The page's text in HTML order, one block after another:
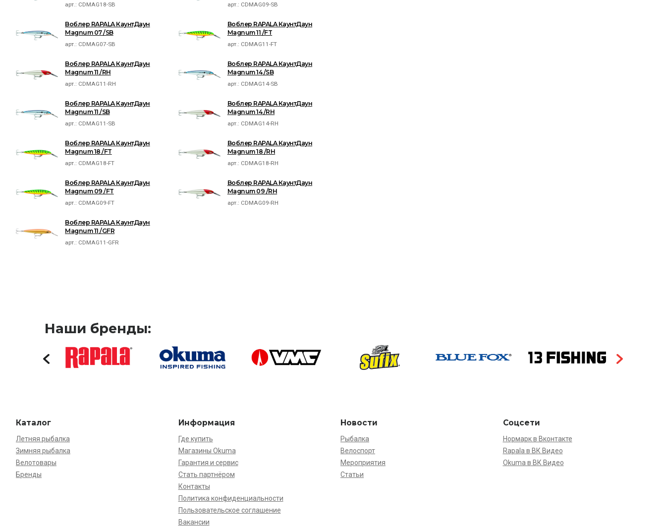
арт.: CDMAG18-SB арт.: CDMAG09-SB
Воблер RAPALA КаунтДаун
Magnum 07 /SB
арт.: CDMAG07-SB
Воблер RAPALA КаунтДаун
Magnum 11 /FT
арт.: CDMAG11-FT
Воблер RAPALA КаунтДаун
Magnum 11 /RH
арт.: CDMAG11-RH
Воблер RAPALA КаунтДаун
Magnum 14 /SB
арт.: CDMAG14-SB
Воблер RAPALA КаунтДаун
Magnum 11 /SB
арт.: CDMAG11-SB
Воблер RAPALA КаунтДаун
Magnum 14 /RH
арт.: CDMAG14-RH
Воблер RAPALA КаунтДаун
Magnum 18 /FT
арт.: CDMAG18-FT
Воблер RAPALA КаунтДаун
Magnum 18 /RH
арт.: CDMAG18-RH
Воблер RAPALA КаунтДаун
Magnum 09 /FT
арт.: CDMAG09-FT
Воблер RAPALA КаунтДаун
Magnum 09 /RH
арт.: CDMAG09-RH
Воблер RAPALA КаунтДаун
Magnum 11 /GFR
арт.: CDMAG11-GFR
Наши бренды:
Каталог
Летняя рыбалка
Зимняя рыбалка
Велотовары
Бренды
Информация
Где купить
Магазины Okuma
Гарантия и сервис
Стать партнёром
Контакты
Политика конфиденциальности
Пользовательское соглашение
Вакансии
Новости
Рыбалка
Велоспорт
Мероприятия
Статьи
Соцсети
Нормарк в Вконтакте
Rapala в ВК Видео
Okuma в ВК Видео